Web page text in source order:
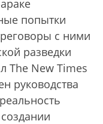
попытки
с ними
разведки
The New Times
руководства